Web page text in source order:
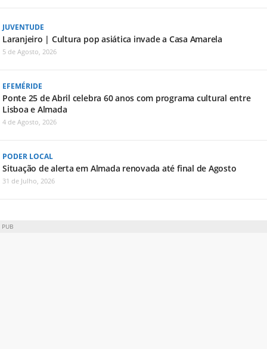
JUVENTUDE
Laranjeiro | Cultura pop asiática invade a Casa Amarela
5 de Agosto, 2026
EFEMÉRIDE
Ponte 25 de Abril celebra 60 anos com programa cultural entre
Lisboa e Almada
4 de Agosto, 2026
PODER LOCAL
Situação de alerta em Almada renovada até final de Agosto
31 de Julho, 2026
PUB